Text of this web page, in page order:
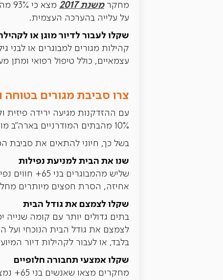
מחקרמשנת 2017
על עלייה בהערכה העצמית.
שקלו לעבור לדיור מוגן או
קהילות מגורים למבוגרים או לבני
עצמאיים, כולל טיפול רפואי ומתן
צרו סביבת מגורים בטוחה
עם ההזדקנות מגיעה ירידה פיזית
10% מהבתים המודרניים בארה"ב מוכנים לאתגרי ההזדקנות, מה שמציב אתגר לרוב המבוגרים.
בשל כך, חיוני להתאים את סביבת
שנו את הבית למניעת נפילות
שליש מהמבוגרים בני 65+ חווים נפילה בכל שנה, והסיכוי ליפול עולה עם הגיל.
אחיזה, הסרת חפצים מיותרים
שקלו לצמצם את גודל הבית
בתים גדולים יותר עם קומה שנייה
לצמצם את גודל הבית הנוכחי
בלבד, או לעבור לקהילות דיור
שקלו אמצעי תחבורה חלופיים